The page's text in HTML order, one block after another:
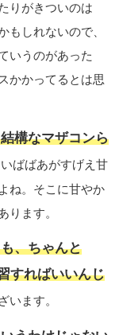
りがきついのは
もしれないので、
いうのがあった
かかってるとは思
構なマザコンら
ばばあがすげえ甘
ね。そこに甘やか
ります。
、ちゃんと
すればいいんじ
います。